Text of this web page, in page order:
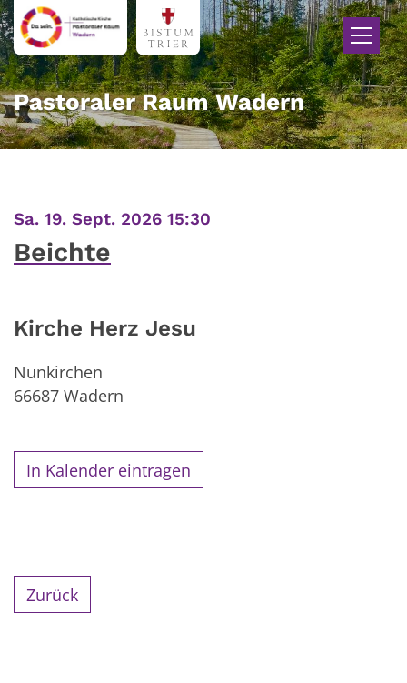
Zum Inhalt springen
Pastoraler Raum Wadern
Sa. 19. Sept. 2026 15:30
Beichte
Kirche Herz Jesu
Nunkirchen
66687 Wadern
In Kalender eintragen
Zurück